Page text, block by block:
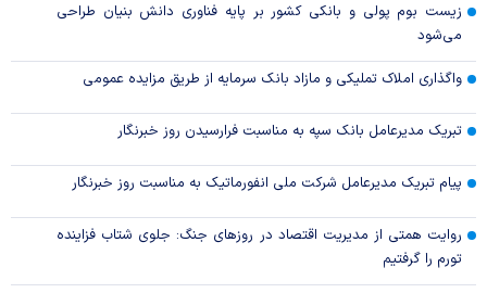
زیست بوم پولی و بانکی کشور بر پایه فناوری دانش بنیان طراحی
می‌شود
واگذاری املاک تملیکی و مازاد بانک سرمایه از طریق مزایده عمومی
تبریک مدیرعامل بانک سپه به مناسبت فرارسیدن روز خبرنگار
پیام تبریک مدیرعامل شرکت ملی انفورماتیک به مناسبت روز خبرنگار
روایت همتی از مدیریت اقتصاد در روزهای جنگ: جلوی شتاب فزاینده
تورم را گرفتیم